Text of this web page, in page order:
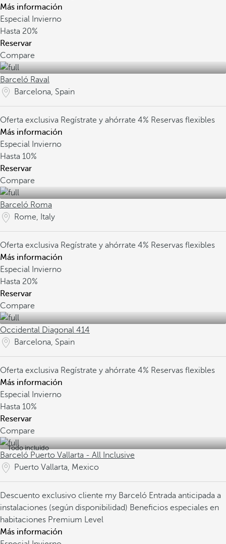
Más información
Especial Invierno
Hasta 20%
Reservar
Compare
Barceló Raval
Barcelona, Spain
Oferta exclusiva Regístrate y ahórrate 4% Reservas flexibles
Más información
Especial Invierno
Hasta 10%
Reservar
Compare
Barceló Roma
Rome, Italy
Oferta exclusiva Regístrate y ahórrate 4% Reservas flexibles
Más información
Especial Invierno
Hasta 20%
Reservar
Compare
Occidental Diagonal 414
Barcelona, Spain
Oferta exclusiva Regístrate y ahórrate 4% Reservas flexibles
Más información
Especial Invierno
Hasta 10%
Reservar
Compare
Todo incluido
Barceló Puerto Vallarta - All Inclusive
Puerto Vallarta, Mexico
Descuento exclusivo cliente my Barceló Entrada anticipada a
instalaciones (según disponibilidad) Beneficios especiales en
habitaciones Premium Level
Más información